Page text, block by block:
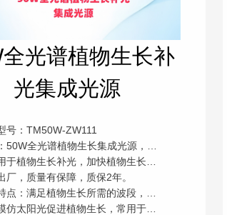
光谱植物生长补
光集成光源
号：TM50W-ZW111
谱植物生长集成光源，分3路，左右两路为混光RGB，中间为全光谱白光加660红光。
补光，加快植物生长，缩短植物生长周期，能有效降低生产成本。该产品采用大品牌原材料，
厂，质量有保障，质保2年。
足植物生长所需的波段，颜色为偏红的白光，红光拥有双波段，
阳光促进植物生长，常用于大棚种植和室内观赏植物的补光。